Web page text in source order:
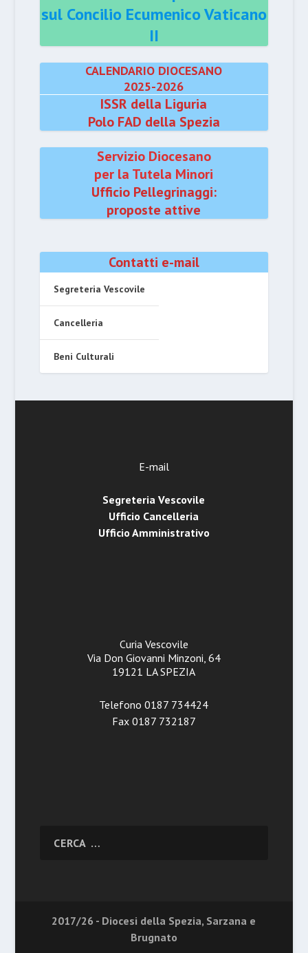
sul Concilio Ecumenico Vaticano
II
CALENDARIO DIOCESANO
2025-2026
ISSR della Liguria
Polo FAD della Spezia
Servizio Diocesano
per la Tutela Minori
Ufficio Pellegrinaggi:
proposte attive
Contatti e-mail
Segreteria Vescovile
Cancelleria
Beni Culturali
E-mail
Segreteria Vescovile
Ufficio Cancelleria
Ufficio Amministrativo
Curia Vescovile
Via Don Giovanni Minzoni, 64
19121 LA SPEZIA
Telefono 0187 734424
Fax 0187 732187
2017/26 - Diocesi della Spezia, Sarzana e
Brugnato